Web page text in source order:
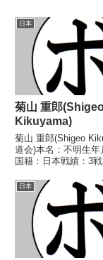
日本
菊山 重郎
Kikuyama)
菊山 重郎(Shigeo
道会)本名：不明生年
国籍：日本戦績：3
1942/06/23 ○4R判定
明) 新井 正吉(日
倶)1943/11/26
日本